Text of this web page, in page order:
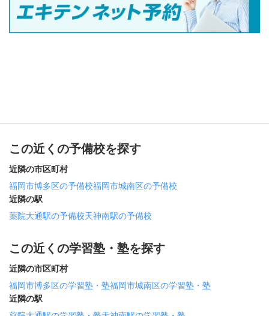
この近くの予備校を探す
近隣の市区町村
福岡市博多区の予備校福岡市城南区の予備校
近隣の駅
薬院大通駅の予備校天神南駅の予備校
この近くの学習塾・塾を探す
近隣の市区町村
福岡市博多区の学習塾・塾福岡市城南区の学習塾・塾
近隣の駅